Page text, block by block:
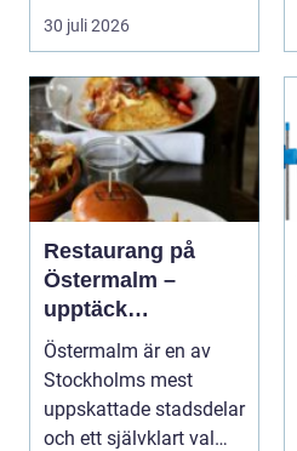
timmerhus är ett lå...
30 juli 2026
Restaurang på
Östermalm –
upptäck
matupplevelser i
en av Stockholms
mest attraktiva
stadsdelar
Östermalm är en av
Stockholms mest
uppskattade stadsdelar
och ett självklart val